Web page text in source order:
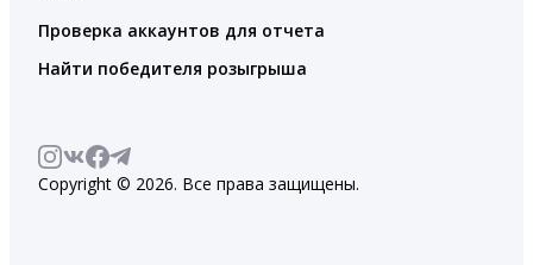
Проверка аккаунтов для отчета
Найти победителя розыгрыша
Copyright © 2026. Все права защищены.